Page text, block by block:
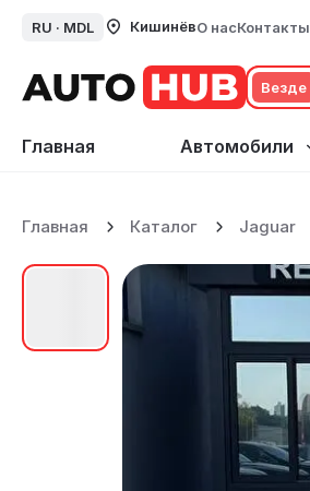
RU · MDL КишинёвО насКонтакты
Везде
Главная Автомобили
Jaguar
Каталог
Главная